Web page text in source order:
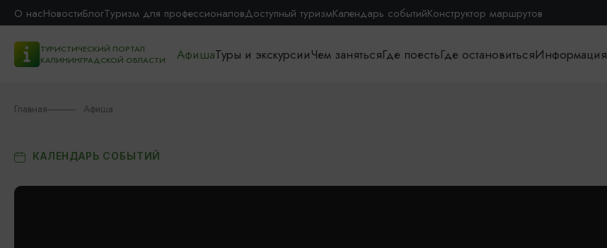
О насНовостиБлогТуризм для профессионаловДоступный туризмКалендарь событийКонструктор маршрутов
ТУРИСТИЧЕСКИЙ ПОРТАЛ
КАЛИНИНГРАДСКОЙ ОБЛАСТИ
АфишаТуры и экскурсииЧем занятьсяГде поестьГде остановитьсяИнформация
Главная Афиша
КАЛЕНДАРЬ СОБЫТИЙ